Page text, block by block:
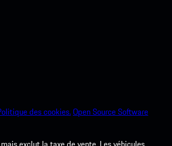
des cookies.Open Source Software